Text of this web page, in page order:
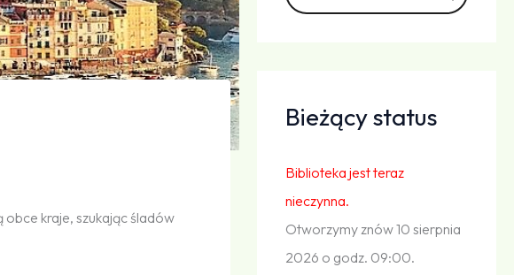
kraje, szukając śladów
Bieżący status
Biblioteka jest teraz
nieczynna.
Otworzymy znów 10 sierpnia
2026 o godz. 09:00.